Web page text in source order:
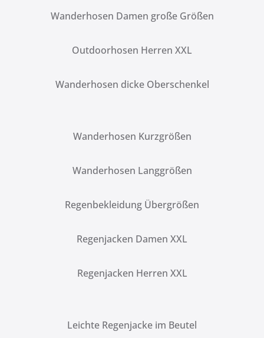
Wanderhosen Damen große Größen
Outdoorhosen Herren XXL
Wanderhosen dicke Oberschenkel
Wanderhosen Kurzgrößen
Wanderhosen Langgrößen
Regenbekleidung Übergrößen
Regenjacken Damen XXL
Regenjacken Herren XXL
Leichte Regenjacke im Beutel